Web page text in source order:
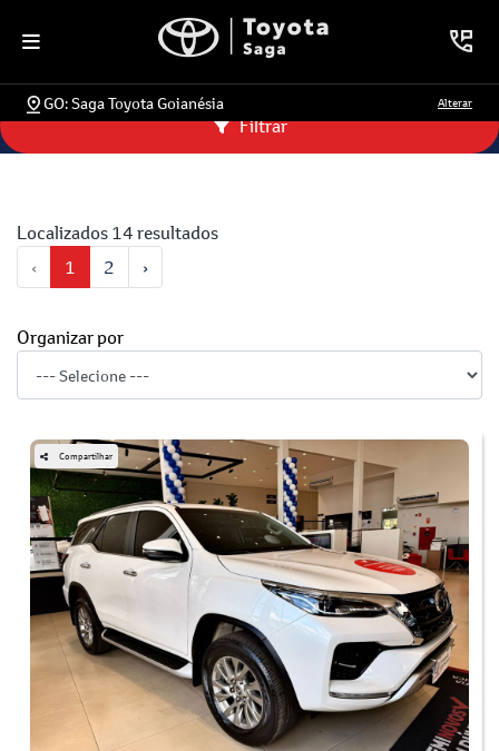
GO: Saga Toyota Goianésia Alterar
Localizados 14 resultados
‹
1 2 ›
Filtrar
Organizar por
Compartilhar